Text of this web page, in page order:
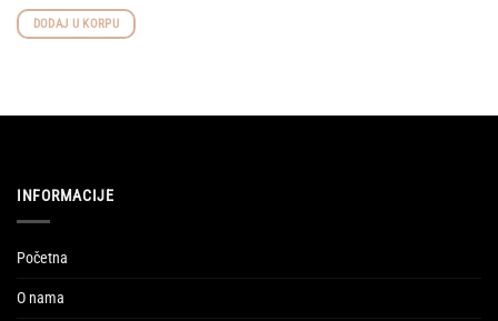
DODAJ U KORPU
INFORMACIJE
Početna
O nama